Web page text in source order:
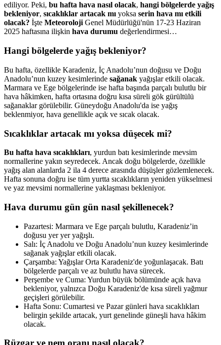
ediliyor. Peki, bu hafta hava nasıl olacak, hangi bölgelerde yağış
bekleniyor, sıcaklıklar artacak mıyoksa serin hava mı etkili
olacak? İşte MeteorolojiGenel Müdürlüğü'nün 17-23 Haziran
2025 haftasına ilişkin hava durumu değerlendirmesi…
Hangi bölgelerde yağış bekleniyor?
Bu hafta, özellikle Karadeniz, İç Anadolu’nun doğusu ve Doğu
Anadolu’nun kuzey kesimlerinde sağanak yağışlar etkili olacak.
Marmara ve Ege bölgelerinde ise hafta başında parçalı bulutlu bir
hava hâkimken, hafta ortasına doğru kısa süreli gök gürültülü
sağanaklar görülebilir. Güneydoğu Anadolu'da ise yağış
beklenmiyor, hava genellikle açık ve sıcak olacak.
Sıcaklıklar artacak mı yoksa düşecek mi?
Bu hafta hava sıcaklıkları, yurdun batı kesimlerinde mevsim
normallerine yakın seyredecek. Ancak doğu bölgelerde, özellikle
yağış alan alanlarda 2 ila 4 derece arasında düşüşler gözlemlenecek.
Hafta sonuna doğru ise tüm yurtta sıcaklıkların yeniden yükselmesi
ve yaz mevsimi normallerine yaklaşması bekleniyor.
Hava durumu gün gün nasıl şekillenecek?
Pazartesi: Marmara ve Ege parçalı bulutlu, Karadeniz’in
doğusu yer yer yağışlı.
Salı: İç Anadolu ve Doğu Anadolu’nun kuzey kesimlerinde
sağanak yağışlar etkili olacak.
Çarşamba: Yağışlar Orta Karadeniz'de yoğunlaşacak. Batı
bölgelerde parçalı ve az bulutlu hava sürecek.
Perşembe ve Cuma: Yurdun büyük bölümünde açık hava
bekleniyor, yalnızca Doğu Karadeniz'de kısa süreli yağmur
geçişleri görülebilir.
Hafta Sonu: Cumartesi ve Pazar günleri hava sıcaklıkları
belirgin şekilde artacak, yurt genelinde güneşli hava hâkim
olacak.